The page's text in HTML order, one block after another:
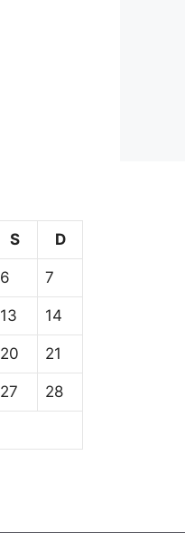
S D
6 7
13 14
20 21
27 28